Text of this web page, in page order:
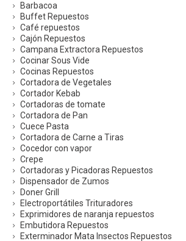
Barbacoa
Buffet Repuestos
Café repuestos
Cajón Repuestos
Campana Extractora Repuestos
Cocinar Sous Vide
Cocinas Repuestos
Cortadora de Vegetales
Cortador Kebab
Cortadoras de tomate
Cortadora de Pan
Cuece Pasta
Cortadora de Carne a Tiras
Cocedor con vapor
Crepe
Cortadoras y Picadoras Repuestos
Dispensador de Zumos
Doner Grill
Electroportátiles Trituradores
Exprimidores de naranja repuestos
Embutidora Repuestos
Exterminador Mata Insectos Repuestos